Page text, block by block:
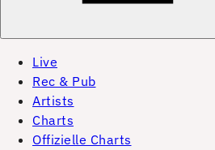
Live
Rec & Pub
Artists
Charts
Offizielle Charts